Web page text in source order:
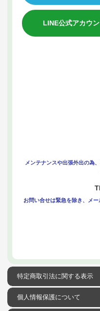
LINE公式アカウン
メンテナンスや出張外出の為
お問い合せは緊急を除き、メ
特定商取引法に関する表示
個人情報保護について